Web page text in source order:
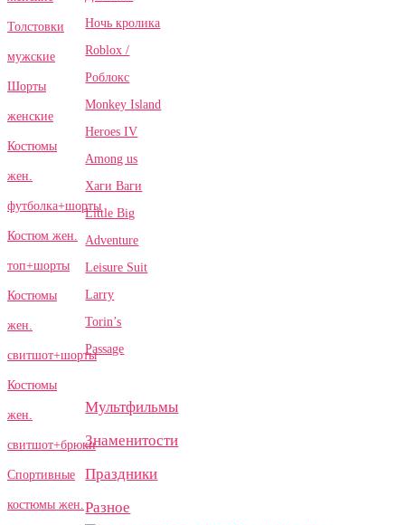
Толстовки
мужские
Шорты
женские
Костюмы
жен.
футболка+шорты
Костюм жен.
топ+шорты
Костюмы
жен.
свитшот+шорты
Костюмы
жен.
свитшот+брюки
Спортивные
костюмы жен.
Ночь кролика
Roblox /
Роблокс
Monkey Island
Heroes IV
Among us
Хаги Ваги
Little Big
Adventure
Leisure Suit
Larry
Torin’s
Passage
Мультфильмы
Знаменитости
Праздники
Разное